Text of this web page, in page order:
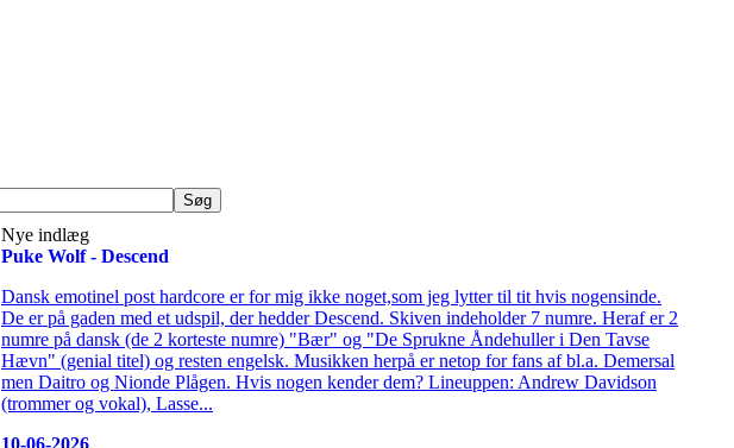
Nye indlæg
Puke Wolf - Descend
Dansk emotinel post hardcore er for mig ikke noget,som jeg lytter til tit hvis nogensinde.
De er på gaden med et udspil, der hedder Descend. Skiven indeholder 7 numre. Heraf er 2
numre på dansk (de 2 korteste numre) "Bær" og "De Sprukne Åndehuller i Den Tavse
Hævn" (genial titel) og resten engelsk. Musikken herpå er netop for fans af bl.a. Demersal
men Daitro og Nionde Plågen. Hvis nogen kender dem? Lineuppen: Andrew Davidson
(trommer og vokal), Lasse...
10-06-2026